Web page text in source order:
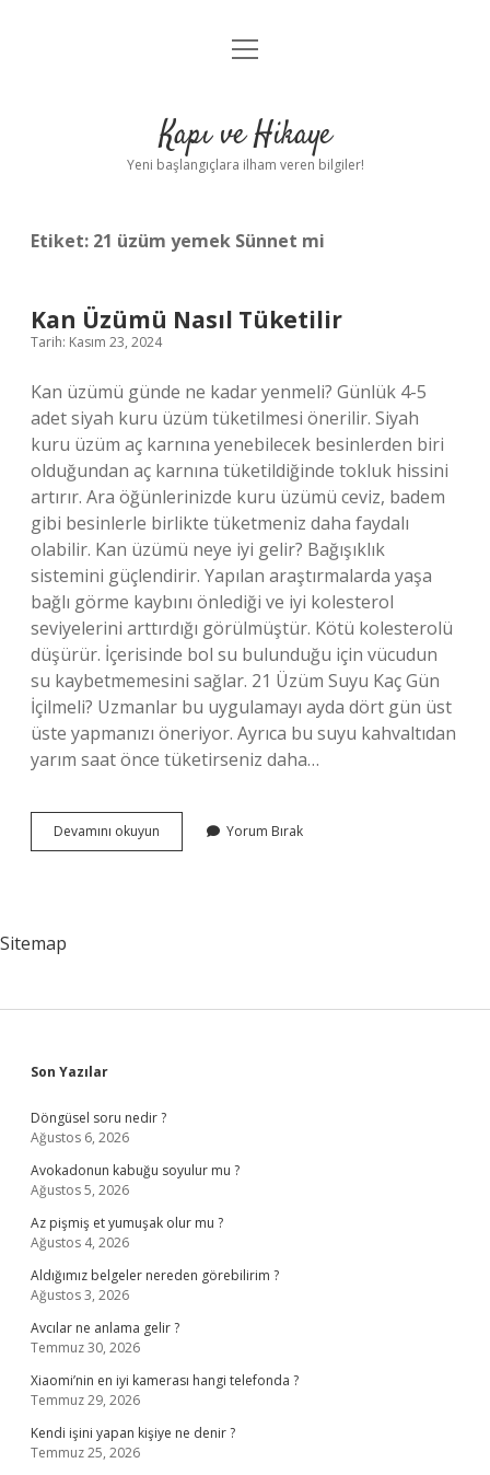
Anasayfa
Yasal Uyarı
menüyü
Kapı ve Hikaye
Yeni başlangıçlara ilham veren bilgiler!
Etiket: 21 üzüm yemek Sünnet mi
Kan Üzümü Nasıl Tüketilir
Tarih: Kasım 23, 2024
Kan üzümü günde ne kadar yenmeli? Günlük 4-5
adet siyah kuru üzüm tüketilmesi önerilir. Siyah
kuru üzüm aç karnına yenebilecek besinlerden biri
olduğundan aç karnına tüketildiğinde tokluk hissini
artırır. Ara öğünlerinizde kuru üzümü ceviz, badem
gibi besinlerle birlikte tüketmeniz daha faydalı
olabilir. Kan üzümü neye iyi gelir? Bağışıklık
sistemini güçlendirir. Yapılan araştırmalarda yaşa
bağlı görme kaybını önlediği ve iyi kolesterol
seviyelerini arttırdığı görülmüştür. Kötü kolesterolü
düşürür. İçerisinde bol su bulunduğu için vücudun
su kaybetmemesini sağlar. 21 Üzüm Suyu Kaç Gün
İçilmeli? Uzmanlar bu uygulamayı ayda dört gün üst
üste yapmanızı öneriyor. Ayrıca bu suyu kahvaltıdan
yarım saat önce tüketirseniz daha…
Devamını okuyun
Üzümü
Yorum Bırak
Sitemap
Sidebar
Son Yazılar
Döngüsel soru nedir ?
Ağustos 6, 2026
Avokadonun kabuğu soyulur mu ?
Ağustos 5, 2026
Az pişmiş et yumuşak olur mu ?
Ağustos 4, 2026
Aldığımız belgeler nereden görebilirim ?
Ağustos 3, 2026
Avcılar ne anlama gelir ?
Temmuz 30, 2026
Xiaomi’nin en iyi kamerası hangi telefonda ?
Temmuz 29, 2026
Kendi işini yapan kişiye ne denir ?
Temmuz 25, 2026